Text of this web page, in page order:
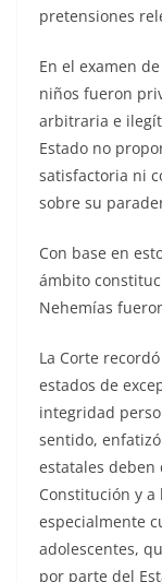
pretensiones
En el examen
niños fueron
arbitraria e
Estado no
satisfactoria ni
sobre su
Con base en
ámbito
Nehemías
La Corte
estados de
integridad
sentido,
estatales deben
Constitución y
especialmente
adolescentes,
por parte del